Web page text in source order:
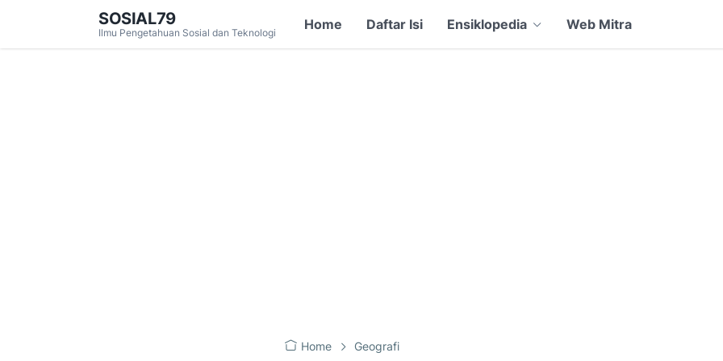
SOSIAL79
Ilmu Pengetahuan Sosial dan Teknologi
Home Daftar Isi Ensiklopedia Web Mitra
Home Geografi